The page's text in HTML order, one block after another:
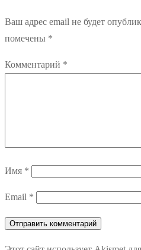
Ваш адрес email не будет
помечены *
Комментарий *
Имя *
Email *